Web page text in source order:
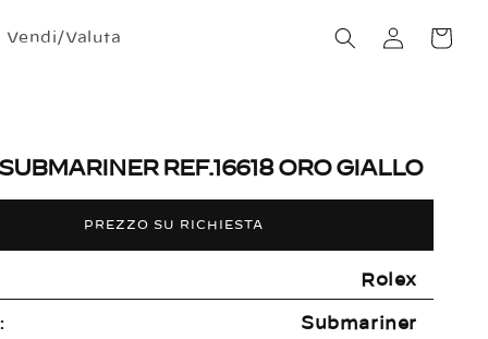
Vendi/Valuta Accedi Carrello
REF.16618 ORO GIALLO
PREZZO SU RICHIESTA
Rolex
Submariner